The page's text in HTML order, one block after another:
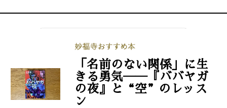
「名前のない関係」に生
きる勇気──『ババヤガ
の夜』と“空”のレッス
ン